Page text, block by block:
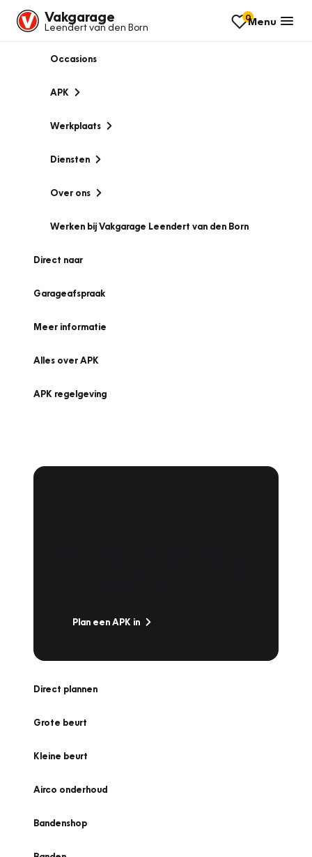
Vakgarage
Leendert van den Born
0Menu
Occasions
APK
Werkplaats
Diensten
Over ons
Werken bij Vakgarage Leendert van den Born
Direct naar
Garageafspraak
Meer informatie
Alles over APK
APK regelgeving
Plan een APK in
Direct plannen
Grote beurt
Kleine beurt
Airco onderhoud
Bandenshop